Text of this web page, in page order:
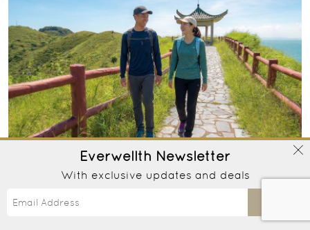
[2026 行山好去處] 精選 13 條簡易初級路線：
最快 30 分鐘登頂！
想遠離電子螢幕，呼吸新鮮空氣？香港的「後花園」有
Everwellth Newsletter
With exclusive updates and deals